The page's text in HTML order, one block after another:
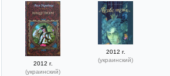
2012 г.
(украинский)
2012 г.
(украинский)